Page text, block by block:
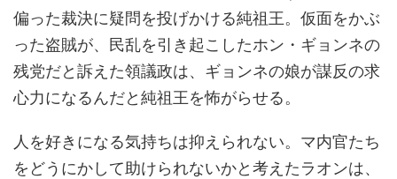
偏った裁決に疑問を投げかける純祖王。仮面をかぶ
った盗賊が、民乱を引き起こしたホン・ギョンネの
残党だと訴えた領議政は、ギョンネの娘が謀反の求
心力になるんだと純祖王を怖がらせる。
人を好きになる気持ちは抑えられない。マ内官たち
をどうにかして助けられないかと考えたラオンは、